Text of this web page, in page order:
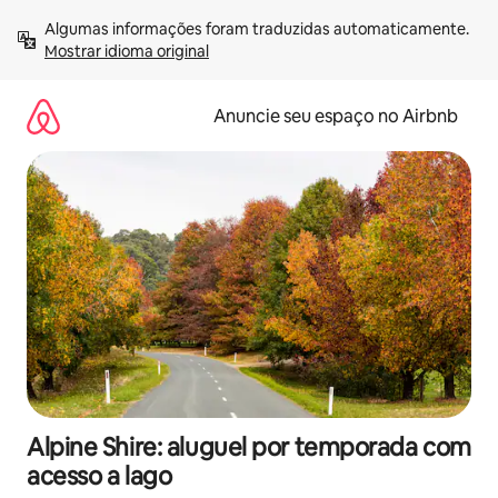
para
Mostrar idioma original
Anuncie seu espaço no Airbnb
Alpine Shire: aluguel por temporada com
acesso a lago